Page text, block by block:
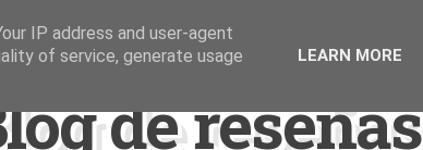
de reseñas
IP address and user-agent
of service, generate usage
LEARN MORE